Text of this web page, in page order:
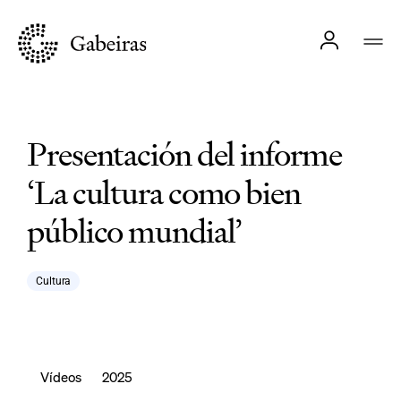
Presentación del informe
‘La cultura como bien
público mundial’
Cultura
Vídeos 2025